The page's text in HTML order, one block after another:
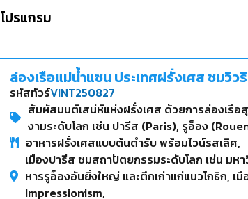
โปรแกรม
ล่องเรือแม่น้ำแซน ประเทศฝรั่งเศส ชมวิ
รหัสทัวร์VINT250827
สัมผัสมนต์เสน่ห์แห่งฝรั่งเศส ด้วยการล่องเรื
งามระดับโลก เช่น ปารีส (Paris), รูอ็อง
อาหารฝรั่งเศสแบบต้นตำรับ พร้อมไวน์รสเลิศ,
เมืองปารีส ชมสถาปัตยกรรมระดับโลก เช่น ม
หารรูอ็องอันยิ่งใหญ่ และตึกเก่าแก่แนวโกธิก, เ
Impressionism,